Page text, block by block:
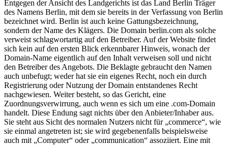
Entgegen der Ansicht des Landgerichts ist das Land Berlin Träger
des Namens Berlin, mit dem sie bereits in der Verfassung von Berlin
bezeichnet wird. Berlin ist auch keine Gattungsbezeichnung,
sondern der Name des Klägers. Die Domain berlin.com als solche
verweist schlagwortartig auf den Betreiber. Auf der Website findet
sich kein auf den ersten Blick erkennbarer Hinweis, wonach der
Domain-Name eigentlich auf den Inhalt verweisen soll und nicht
den Betreiber des Angebots. Die Beklagte gebraucht den Namen
auch unbefugt; weder hat sie ein eigenes Recht, noch ein durch
Registrierung oder Nutzung der Domain entstandenes Recht
nachgewiesen. Weiter besteht, so das Gericht, eine
Zuordnungsverwirrung, auch wenn es sich um eine .com-Domain
handelt. Diese Endung sagt nichts über den Anbieter/Inhaber aus.
Sie steht aus Sicht des normalen Nutzers nicht für „commerce“, wie
sie einmal angetreten ist; sie wird gegebenenfalls beispielsweise
auch mit „Computer“ oder „communication“ assoziiert. Eine mit